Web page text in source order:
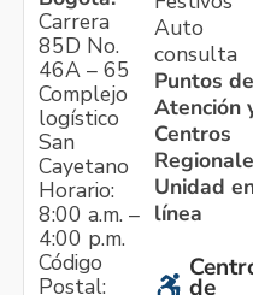
Carrera
85D No.
46A – 65
Complejo
logístico
San
Cayetano
Horario:
8:00 a.m. –
4:00 p.m.
Código
Postal:
Auto
consulta
Puntos de
Atención
Centros
Unidad
línea
de